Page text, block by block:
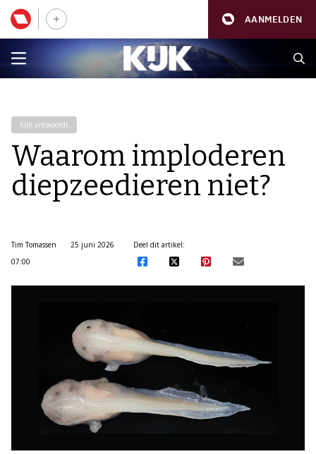
AANMELDEN
KIJK antwoordt
Waarom imploderen
diepzeedieren niet?
Tim Tomassen
25 juni 2026
07:00
Deel dit artikel: